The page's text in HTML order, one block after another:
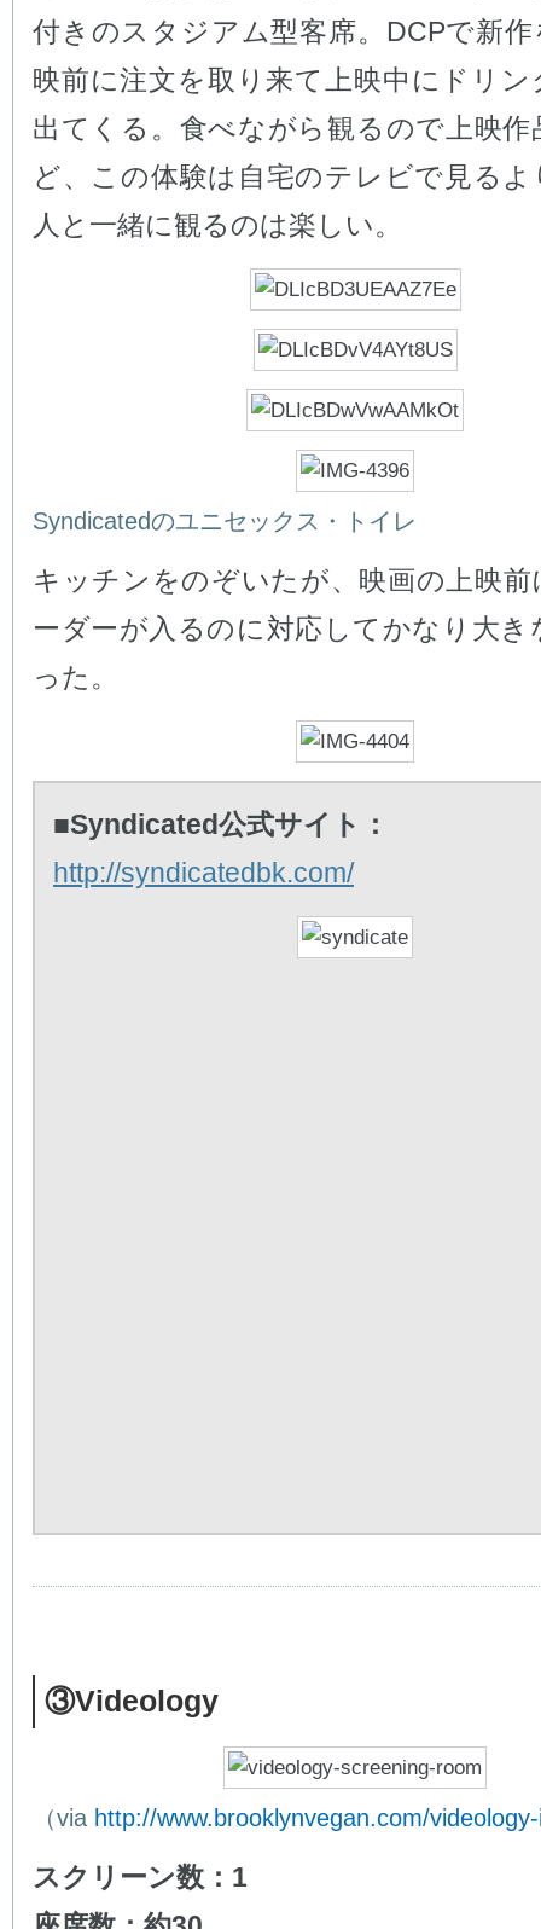
付きのスタジアム型客席。DCPで新作
映前に注文を取り来て上映中にドリン
出てくる。食べながら観るので上映作
ど、この体験は自宅のテレビで見るよ
人と一緒に観るのは楽しい。
Syndicatedのユニセックス・トイレ
キッチンをのぞいたが、映画の上映前
ーダーが入るのに対応してかなり大き
った。
■Syndicated公式サイト：
http://syndicatedbk.com/
③Videology
（via http://www.brooklynvegan.com/
スクリーン数：1